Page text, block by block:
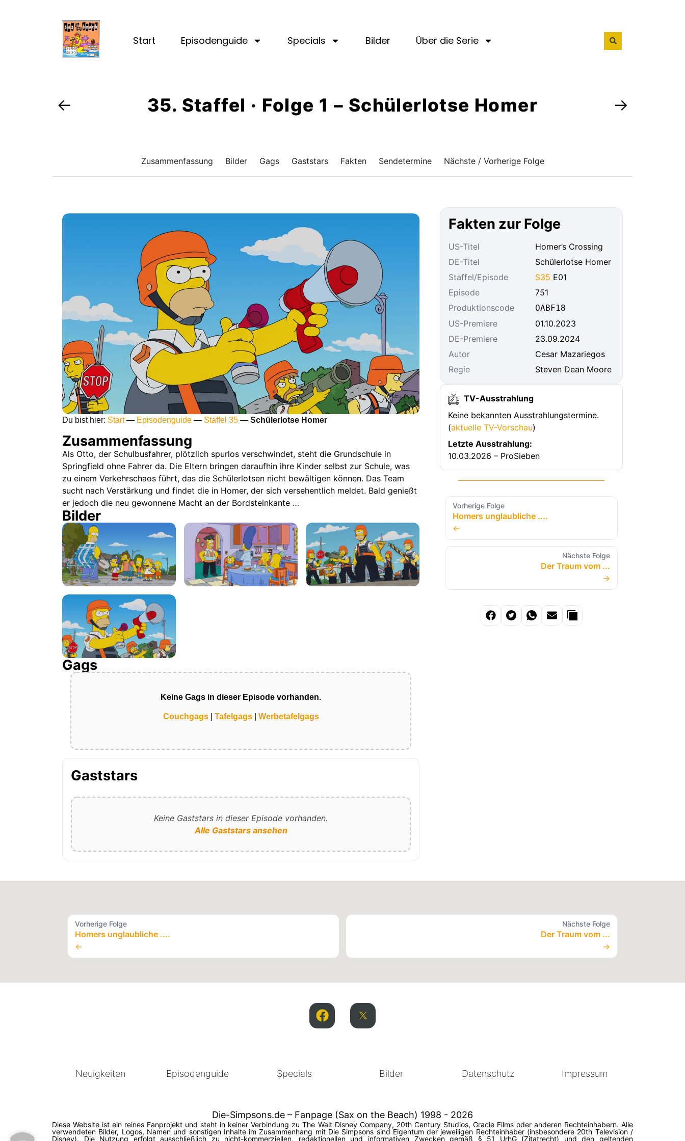
Start Episodenguide Specials Bilder Über die Serie
← 35. Staffel · Folge 1 – Schülerlotse Homer →
Zusammenfassung Bilder Gags Gaststars Fakten Sendetermine Nächste / Vorherige Folge
Du bist hier: Start— Episodenguide — Staffel 35 — Schülerlotse Homer
Zusammenfassung
Als Otto, der Schulbusfahrer, plötzlich spurlos verschwindet, steht die Grundschule in
Springfield ohne Fahrer da. Die Eltern bringen daraufhin ihre Kinder selbst zur Schule, was
zu einem Verkehrschaos führt, das die Schülerlotsen nicht bewältigen können. Das Team
sucht nach Verstärkung und findet die in Homer, der sich versehentlich meldet. Bald genießt
er jedoch die neu gewonnene Macht an der Bordsteinkante …
Bilder
Gags
Keine Gags in dieser Episode vorhanden.
Couchgags| Tafelgags| Werbetafelgags
Gaststars
Keine Gaststars in dieser Episode vorhanden.
Alle Gaststars ansehen
Fakten zur Folge
US-Titel
Homer’s Crossing
DE-Titel
Schülerlotse Homer
Staffel/Episode
S35 E01
Episode
751
Produktionscode
OABF18
US-Premiere
01.10.2023
DE-Premiere
23.09.2024
Autor
Cesar Mazariegos
Regie
Steven Dean Moore
TV-Ausstrahlung
Keine bekannten Ausstrahlungstermine.
(aktuelle TV-Vorschau)
Letzte Ausstrahlung:
10.03.2026 – ProSieben
Vorherige Folge
Homers unglaubliche ....
←
Nächste Folge
Der Traum vom ...
→
Vorherige Folge
Homers unglaubliche ....
←
Nächste Folge
Der Traum vom ...
→
Neuigkeiten Episodenguide Specials Bilder Datenschutz Impressum
Die-Simpsons.de – Fanpage (Sax on the Beach) 1998 - 2026
Diese Website ist ein reines Fanprojekt und steht in keiner Verbindung zu The Walt Disney Company, 20th Century Studios, Gracie Films oder anderen Rechteinhabern. Alle
verwendeten Bilder, Logos, Namen und sonstigen Inhalte im Zusammenhang mit Die Simpsons sind Eigentum der jeweiligen Rechteinhaber (insbesondere 20th Television /
Disney). Die Nutzung erfolgt ausschließlich zu nicht-kommerziellen, redaktionellen und informativen Zwecken gemäß § 51 UrhG (Zitatrecht) und den geltenden